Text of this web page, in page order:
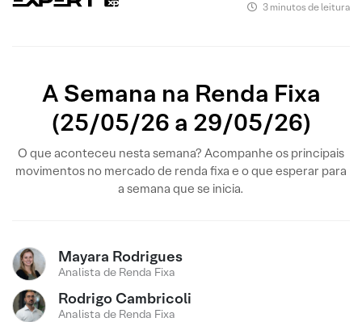
3 minutos de leitura
A Semana na Renda Fixa
(25/05/26 a 29/05/26)
O que aconteceu nesta semana? Acompanhe os principais
movimentos no mercado de renda fixa e o que esperar para
a semana que se inicia.
Mayara Rodrigues
Analista de Renda Fixa
Rodrigo Cambricoli
Analista de Renda Fixa